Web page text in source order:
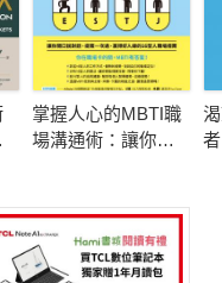
奔命，
的方法來發揮影響力。
許多重大創新變革，
此得以用科技人的眼
掌握人心的MBTI職
場溝通術：讓你開
的16型人職場指南